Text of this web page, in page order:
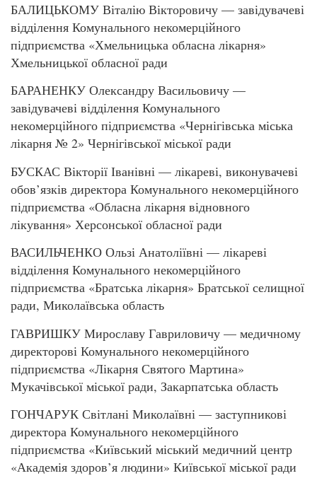
БАЛИЦЬКОМУ Віталію Вікторовичу — завідувачеві
відділення Комунального некомерційного
підприємства «Хмельницька обласна лікарня»
Хмельницької обласної ради
БАРАНЕНКУ Олександру Васильовичу —
завідувачеві відділення Комунального
некомерційного підприємства «Чернігівська міська
лікарня № 2» Чернігівської міської ради
БУСКАС Вікторії Іванівні — лікареві, виконувачеві
обов’язків директора Комунального некомерційного
підприємства «Обласна лікарня відновного
лікування» Херсонської обласної ради
ВАСИЛЬЧЕНКО Ользі Анатоліївні — лікареві
відділення Комунального некомерційного
підприємства «Братська лікарня» Братської селищної
ради, Миколаївська область
ГАВРИШКУ Мирославу Гавриловичу — медичному
директорові Комунального некомерційного
підприємства «Лікарня Святого Мартина»
Мукачівської міської ради, Закарпатська область
ГОНЧАРУК Світлані Миколаївні — заступникові
директора Комунального некомерційного
підприємства «Київський міський медичний центр
«Академія здоров’я людини» Київської міської ради